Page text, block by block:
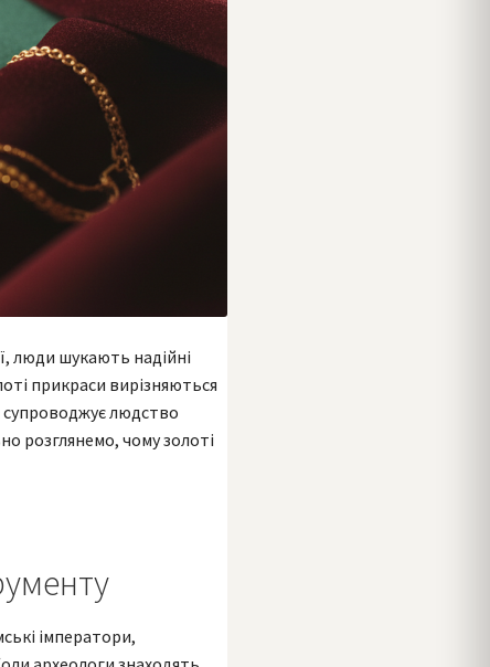
люди шукають надійні
прикраси вирізняються
супроводжує людство
розглянемо, чому золоті
імператори,